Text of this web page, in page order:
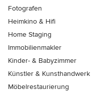
Fotografen
Heimkino & Hifi
Home Staging
Immobilienmakler
Kinder- & Babyzimmer
Künstler & Kunsthandwerk
Möbelrestaurierung